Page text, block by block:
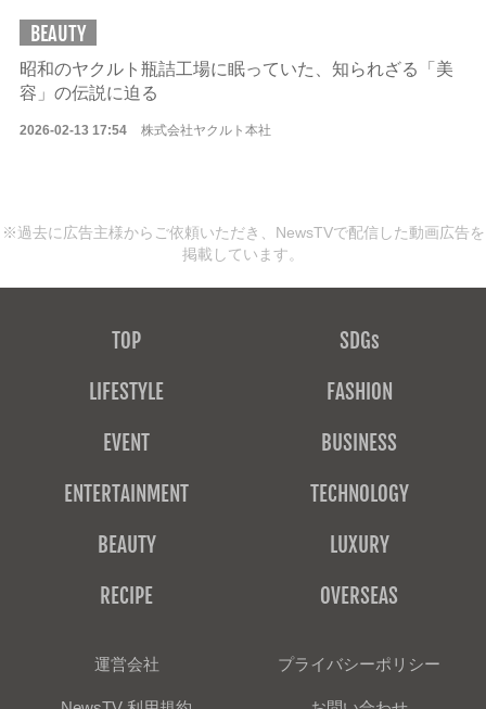
BEAUTY
昭和のヤクルト瓶詰工場に眠っていた、知られざる「美
容」の伝説に迫る
2026-02-13 17:54 株式会社ヤクルト本社
※過去に広告主様からご依頼いただき、NewsTVで配信した動画広告を
掲載しています。
TOP
SDGs
LIFESTYLE
FASHION
EVENT
BUSINESS
ENTERTAINMENT
TECHNOLOGY
BEAUTY
LUXURY
RECIPE
OVERSEAS
運営会社 プライバシーポリシー